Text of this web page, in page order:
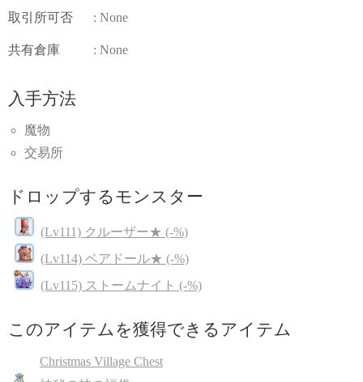
取引所可否 : None
共有倉庫 : None
入手方法
魔物
交易所
ドロップするモンスター
(Lv111) クルーザー★ (-%)
(Lv114) ベアドール★ (-%)
(Lv115) ストームナイト (-%)
このアイテムを獲得できるアイテム
Christmas Village Chest